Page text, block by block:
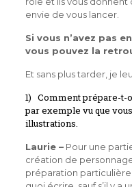
envie de vous lancer.
Si vous n’avez pas
vous pouvez la
Et sans plus tarder, je
1) Comment prépare-t-
par exemple vu que
illustrations.
Laurie –Pour une
création de
préparation